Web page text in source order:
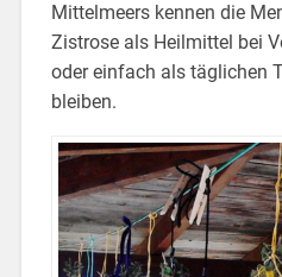
Mittelmeers kennen die
Zistrose als Heilmittel bei
oder einfach als täglichen
bleiben.